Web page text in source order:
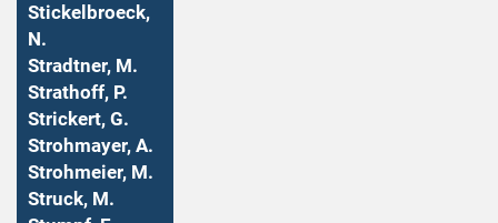
Stickelbroeck,
N.
Stradtner, M.
Strathoff, P.
Strickert, G.
Strohmayer, A.
Strohmeier, M.
Struck, M.